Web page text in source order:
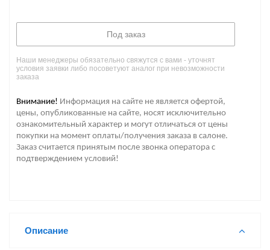
Под заказ
Наши менеджеры обязательно свяжутся с вами - уточнят
условия заявки либо посоветуют аналог при невозможности
заказа
Внимание! Информация на сайте не является офертой,
цены, опубликованные на сайте, носят исключительно
ознакомительный характер и могут отличаться от цены
покупки на момент оплаты/получения заказа в салоне.
Заказ считается принятым после звонка оператора с
подтверждением условий!
Описание